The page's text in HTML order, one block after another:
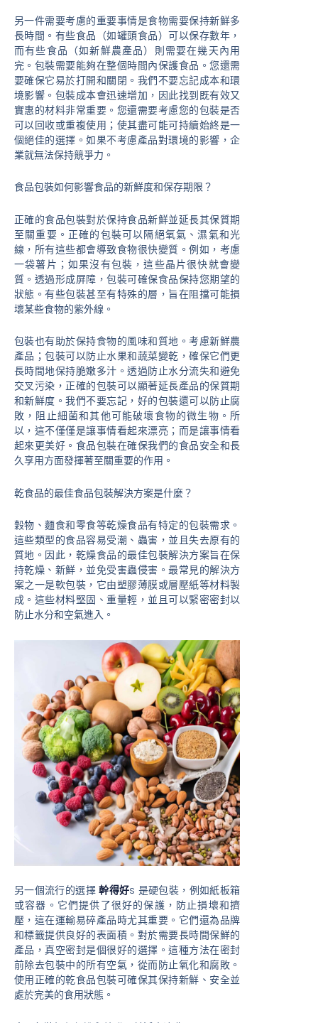
另一件需要考慮的重要事情是食物需要保持新鮮多
長時間。有些食品（如罐頭食品）可以保存數年，
而有些食品（如新鮮農產品）則需要在幾天內用
完。包裝需要能夠在整個時間內保護食品。您還需
要確保它易於打開和關閉。我們不要忘記成本和環
境影響。包裝成本會迅速增加，因此找到既有效又
實惠的材料非常重要。您還需要考慮您的包裝是否
可以回收或重複使用；使其盡可能可持續始終是一
個絕佳的選擇。如果不考慮產品對環境的影響，企
業就無法保持競爭力。
食品包裝如何影響食品的新鮮度和保存期限？
正確的食品包裝對於保持食品新鮮並延長其保質期
至關重要。正確的包裝可以隔絕氧氣、濕氣和光
線，所有這些都會導致食物很快變質。例如，考慮
一袋薯片；如果沒有包裝，這些晶片很快就會變
質。透過形成屏障，包裝可確保食品保持您期望的
狀態。有些包裝甚至有特殊的層，旨在阻擋可能損
壞某些食物的紫外線。
包裝也有助於保持食物的風味和質地。考慮新鮮農
產品；包裝可以防止水果和蔬菜變乾，確保它們更
長時間地保持脆嫩多汁。透過防止水分流失和避免
交叉污染，正確的包裝可以顯著延長產品的保質期
和新鮮度。我們不要忘記，好的包裝還可以防止腐
敗，阻止細菌和其他可能破壞食物的微生物。所
以，這不僅僅是讓事情看起來漂亮；而是讓事情看
起來更美好。食品包裝在確保我們的食品安全和長
久享用方面發揮著至關重要的作用。
乾食品的最佳食品包裝解決方案是什麼？
穀物、麵食和零食等乾燥食品有特定的包裝需求。
這些類型的食品容易受潮、蟲害，並且失去原有的
質地。因此，乾燥食品的最佳包裝解決方案旨在保
持乾燥、新鮮，並免受害蟲侵害。最常見的解決方
案之一是軟包裝，它由塑膠薄膜或層壓紙等材料製
成。這些材料堅固、重量輕，並且可以緊密密封以
防止水分和空氣進入。
另一個流行的選擇幹得好s 是硬包裝，例如紙板箱
或容器。它們提供了很好的保護，防止損壞和擠
壓，這在運輸易碎產品時尤其重要。它們還為品牌
和標籤提供良好的表面積。對於需要長時間保鮮的
產品，真空密封是個很好的選擇。這種方法在密封
前除去包裝中的所有空氣，從而防止氧化和腐敗。
使用正確的乾食品包裝可確保其保持新鮮、安全並
處於完美的食用狀態。